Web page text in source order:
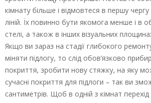
кімнату більше і відмовтеся в першу
ліній. Їх повинно бути якомога менше і в
стелі, а також в інших візуальних
Якщо ви зараз на стадії глибокого
міняти підлогу, то слід обов’язково
покриття, зробити нову стяжку, на яку
сучасні покриття для підлоги – так ви
сантиметрів. Щоб в одній з кімнат